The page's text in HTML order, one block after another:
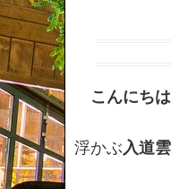
こんにち
浮かぶ入道雲